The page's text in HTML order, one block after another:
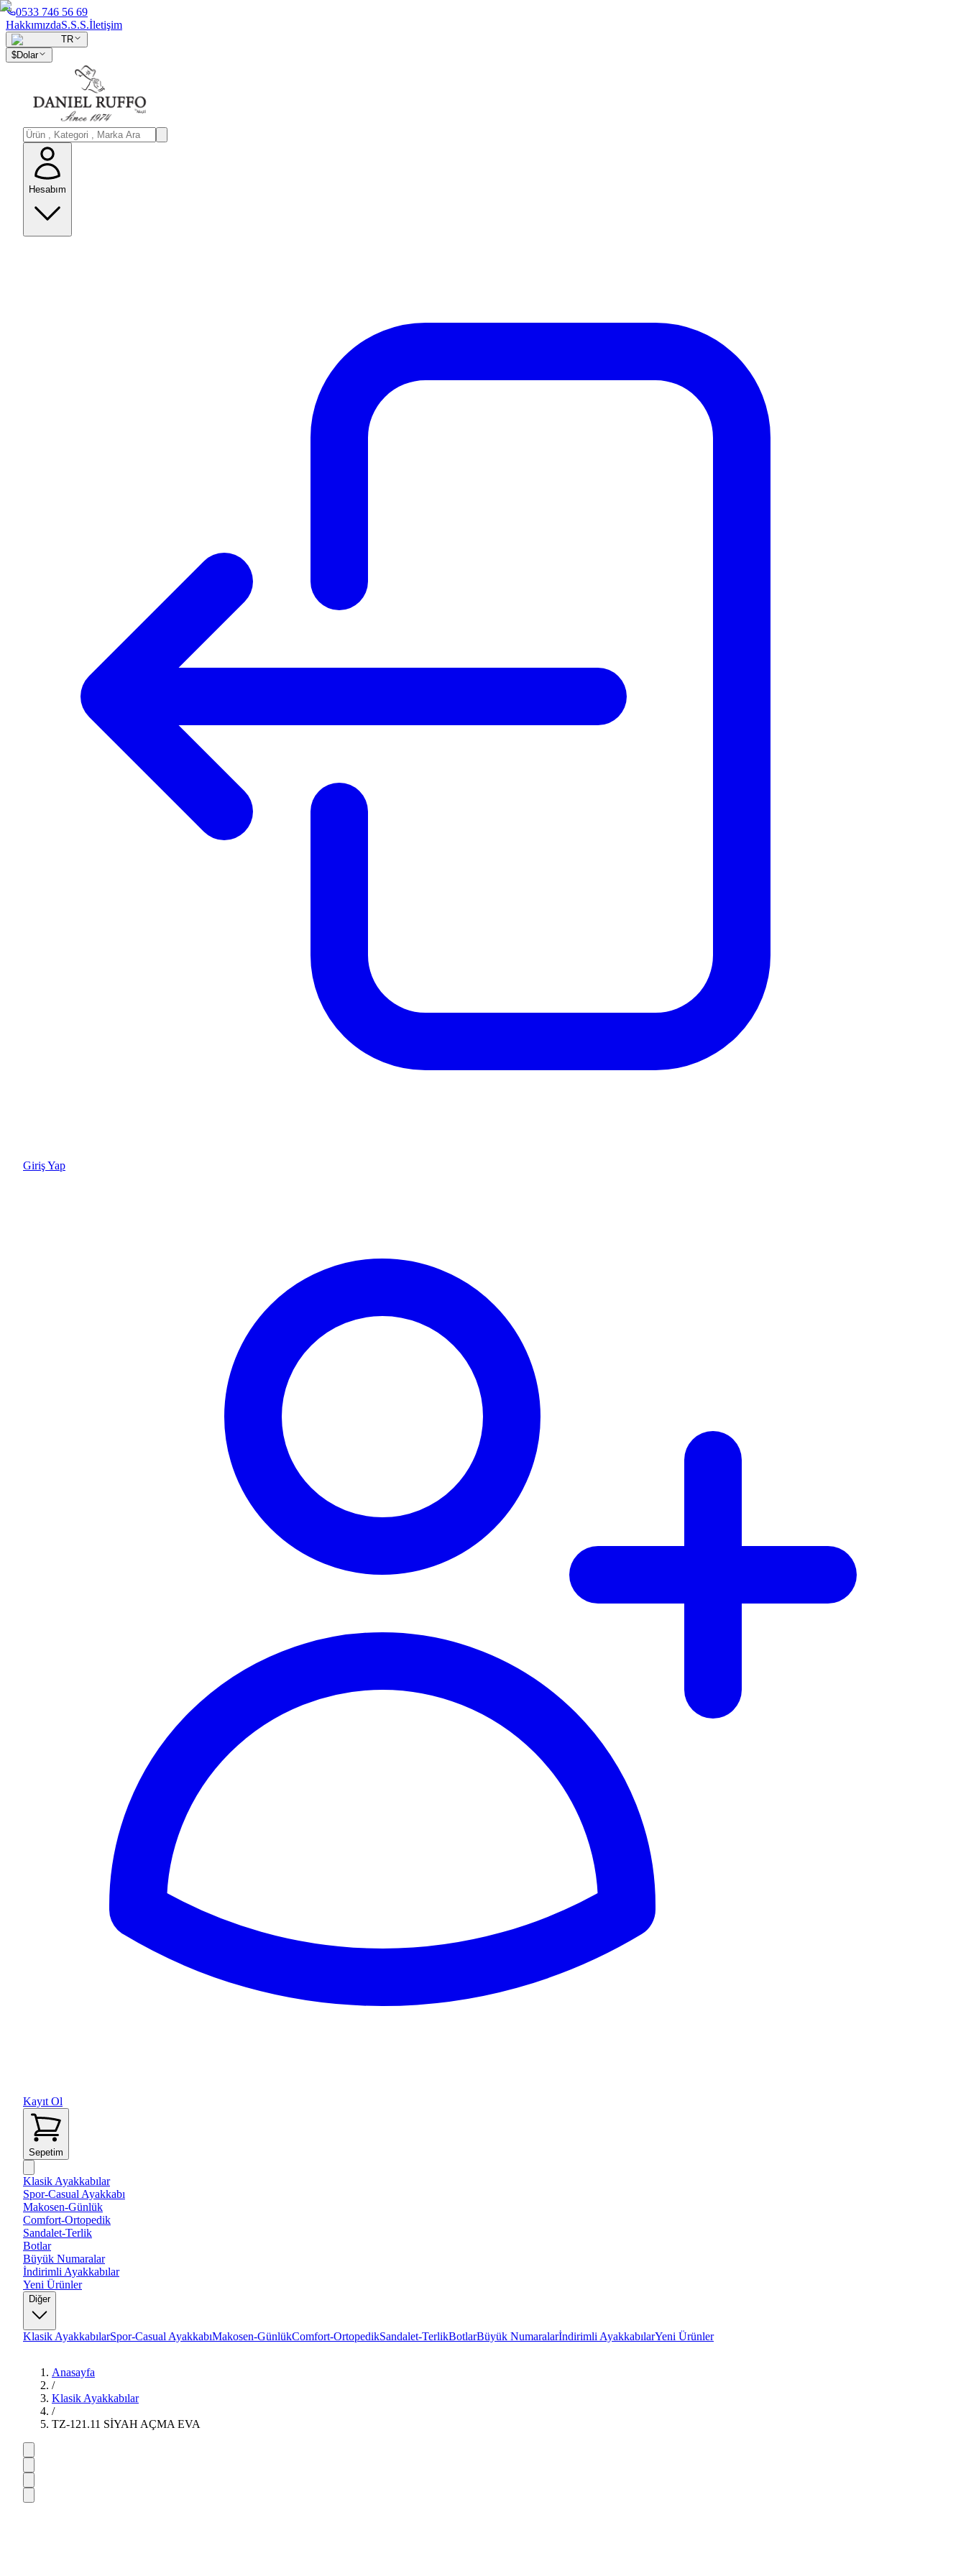
0533 746 56 69
HakkımızdaS.S.S.İletişim
TR
$Dolar
Hesabım
Giriş Yap
Kayıt Ol
Sepetim
Klasik Ayakkabılar
Spor-Casual Ayakkabı
Makosen-Günlük
Comfort-Ortopedik
Sandalet-Terlik
Botlar
Büyük Numaralar
İndirimli Ayakkabılar
Yeni Ürünler
Diğer
Klasik AyakkabılarSpor-Casual AyakkabıMakosen-GünlükComfort-OrtopedikSandalet-TerlikBotlarBüyük Numaralarİndirimli AyakkabılarYeni Ürünler
Anasayfa
/
Klasik Ayakkabılar
/
TZ-121.11 SİYAH AÇMA EVA